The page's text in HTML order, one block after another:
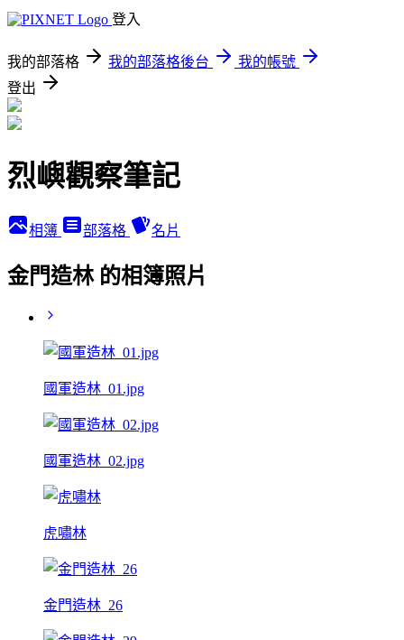
登入
我的部落格 我的部落格後台
我的帳號
登出
烈嶼觀察筆記
相簿 部落格 名片
金門造林 的相簿照片
國軍造林_01.jpg
國軍造林_02.jpg
虎嘯林
金門造林_26